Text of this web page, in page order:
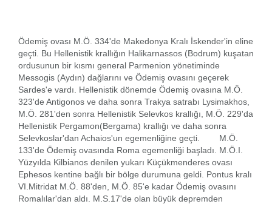
Ödemiş ovası M.Ö. 334'de Makedonya Kralı İskender'in eline
geçti. Bu Hellenistik krallığın Halikarnassos (Bodrum) kuşatan
ordusunun bir kısmı general Parmenion yönetiminde
Messogis (Aydın) dağlarını ve Ödemiş ovasını geçerek
Sardes'e vardı. Hellenistik dönemde Ödemiş ovasına M.Ö.
323'de Antigonos ve daha sonra Trakya satrabı Lysimakhos,
M.Ö. 281'den sonra Hellenistik Selevkos krallığı, M.Ö. 229'da
Hellenistik Pergamon(Bergama) krallığı ve daha sonra
Selevkoslar'dan Achaios'un egemenliğine geçti. M.Ö.
133'de Ödemiş ovasında Roma egemenliği başladı. M.Ö.I.
Yüzyılda Kilbianos denilen yukarı Küçükmenderes ovası
Ephesos kentine bağlı bir bölge durumuna geldi. Pontus kralı
VI.Mitridat M.Ö. 88'den, M.Ö. 85'e kadar Ödemiş ovasını
Romalılar'dan aldı. M.S.17'de olan büyük depremden